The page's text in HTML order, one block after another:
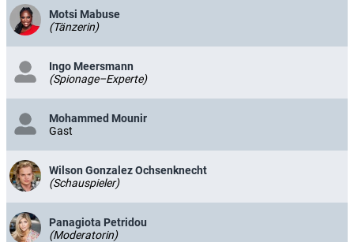
Motsi Mabuse
(Tänzerin)
Ingo Meersmann
(Spionage–Experte)
Mohammed Mounir
Gast
Wilson Gonzalez Ochsenknecht
(Schauspieler)
Panagiota Petridou
(Moderatorin)